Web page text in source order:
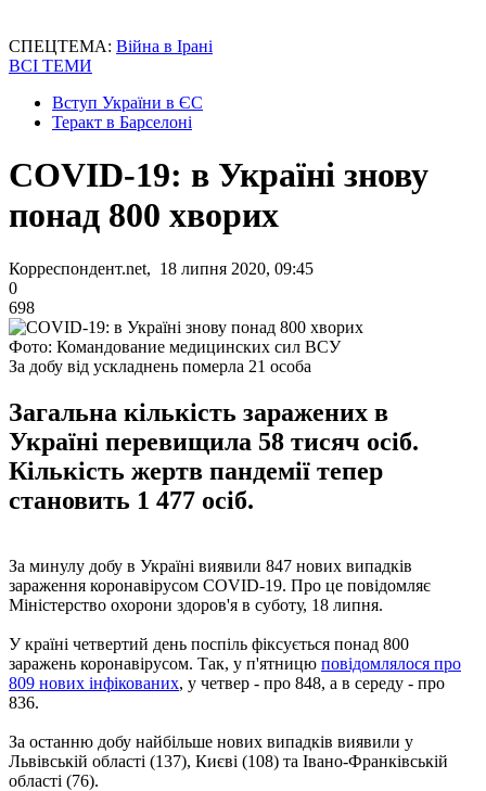
СПЕЦТЕМА: Війна в Ірані
ВСІ ТЕМИ
Вступ України в ЄС
Теракт в Барселоні
COVID-19: в Україні знову
понад 800 хворих
Корреспондент.net, 18 липня 2020, 09:45
0
698
Фото: Командование медицинских сил ВСУ
За добу від ускладнень померла 21 особа
Загальна кількість заражених в
Україні перевищила 58 тисяч осіб.
Кількість жертв пандемії тепер
становить 1 477 осіб.
За минулу добу в Україні виявили 847 нових випадків
зараження коронавірусом COVID-19. Про це повідомляє
Міністерство охорони здоров'я в суботу, 18 липня.
У країні четвертий день поспіль фіксується понад 800
заражень коронавірусом. Так, у п'ятницю повідомлялося про
809 нових інфікованих, у четвер - про 848, а в середу - про
836.
За останню добу найбільше нових випадків виявили у
Львівській області (137), Києві (108) та Івано-Франківській
області (76).